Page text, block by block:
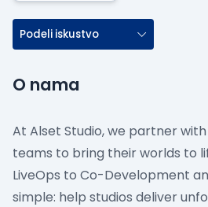
Podeli iskustvo
O nama
At Alset Studio, we partner
teams to bring their worlds to
LiveOps to Co-Development
simple: help studios deliver